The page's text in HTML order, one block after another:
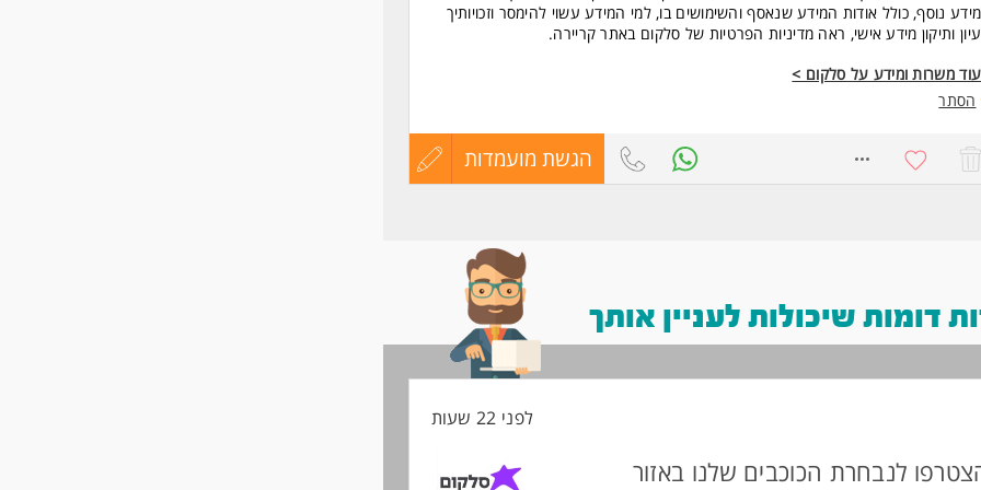
נוסף, כולל אודות המידע שנאסף והשימושים בו, למי המידע עשוי להימסר וזכויותיך
ותיקון מידע אישי, ראה מדיניות הפרטיות של סלקום באתר קריירה.
משרות ומידע על סלקום >
הסתר
הגשת מועמדות
עדכון
דומות שיכולות לעניין אותך
לפני 22 שעות
לנבחרת הכוכבים שלנו באזור